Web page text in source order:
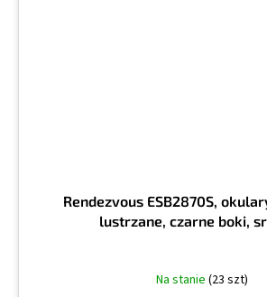
Rendezvous ESB2870S,
lustrzane, czarne boki,
Na stanie (23 szt)